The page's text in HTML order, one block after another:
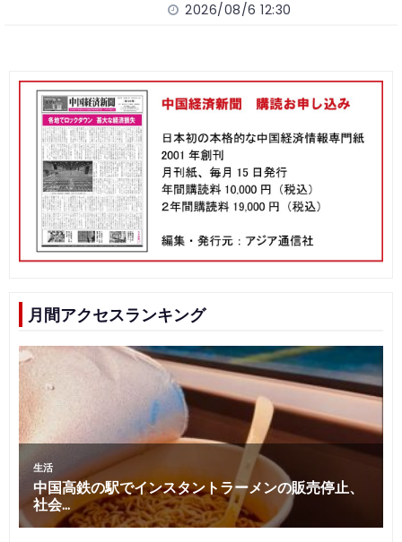
2026/08/6 12:30
月間アクセスランキング